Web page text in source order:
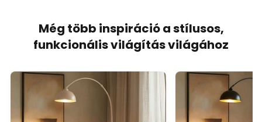
Még több inspiráció a stílusos,
funkcionális világítás világához